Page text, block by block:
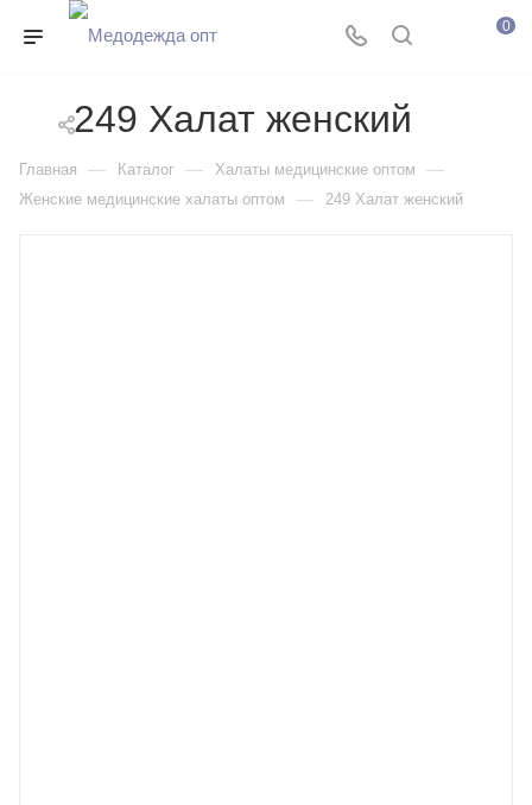
0
249 Халат женский
Главная — Каталог — Халаты медицинские оптом —
Женские медицинские халаты оптом — 249 Халат женский